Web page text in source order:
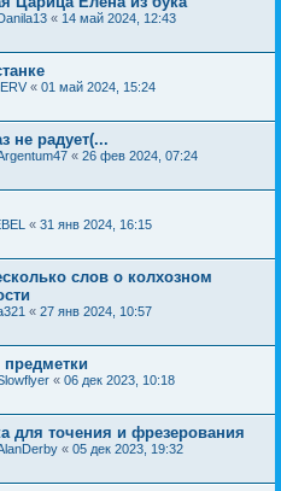
Danila13 « 14 май 2024, 12:43
« 01 май 2024, 15:24
не радует(...
« 26 фев 2024, 07:24
« 31 янв 2024, 16:15
слов о колхозном
« 27 янв 2024, 10:57
« 06 дек 2023, 10:18
для точения и фрезерования
« 05 дек 2023, 19:32